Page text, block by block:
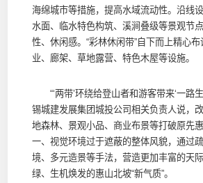
海绵城市等措施，提高水域流动性。沿线
水面、临水特色构筑、溪涧叠级等景观节
性、休闲感。“彩林休闲带”自下而上精心
业、廊架、草地露营、特色木屋等设施。
“‘两带’环绕给登山者和游客带来‘一路生
锡城建发展集团城投公司相关负责人说，
地森林、景观小品、商业布景等打破原先
一、视觉环境过于遮蔽的整体风貌，通过
境、多元造景等手法，营造更加丰富的天
绿、生机焕发的惠山北坡“新气质”。